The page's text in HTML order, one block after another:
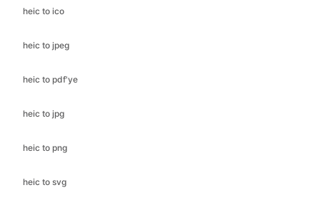
heic to ico
heic to jpeg
heic to pdf'ye
heic to jpg
heic to png
heic to svg